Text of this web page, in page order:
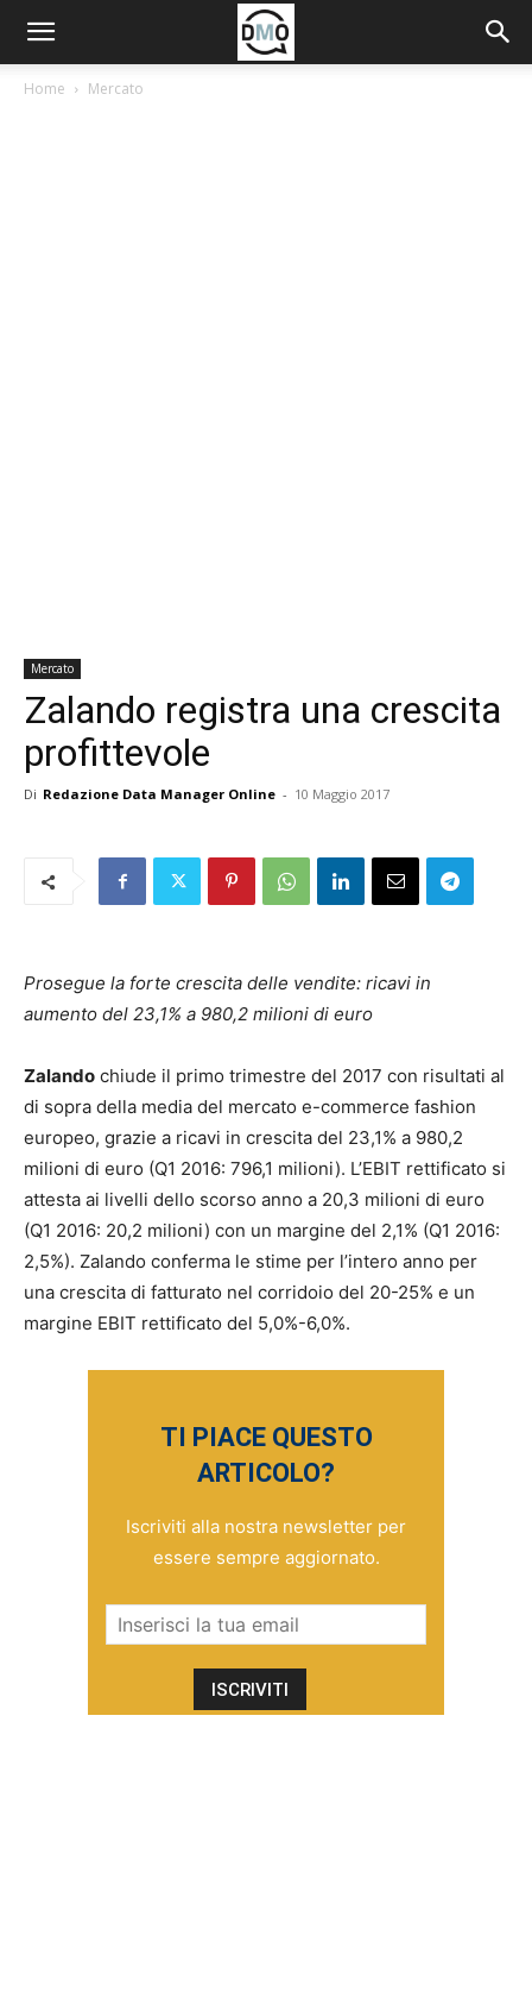
Home Mercato
Mercato
Zalando registra una crescita
profittevole
Di Redazione Data Manager Online - 10 Maggio 2017
Prosegue la forte crescita delle vendite: ricavi in
aumento del 23,1% a 980,2 milioni di euro
Zalando chiude il primo trimestre del 2017 con risultati al
di sopra della media del mercato e-commerce fashion
europeo, grazie a ricavi in crescita del 23,1% a 980,2
milioni di euro (Q1 2016: 796,1 milioni). L’EBIT rettificato si
attesta ai livelli dello scorso anno a 20,3 milioni di euro
(Q1 2016: 20,2 milioni) con un margine del 2,1% (Q1 2016:
2,5%). Zalando conferma le stime per l’intero anno per
una crescita di fatturato nel corridoio del 20-25% e un
margine EBIT rettificato del 5,0%-6,0%.
TI PIACE QUESTO
ARTICOLO?
Iscriviti alla nostra newsletter per
essere sempre aggiornato.